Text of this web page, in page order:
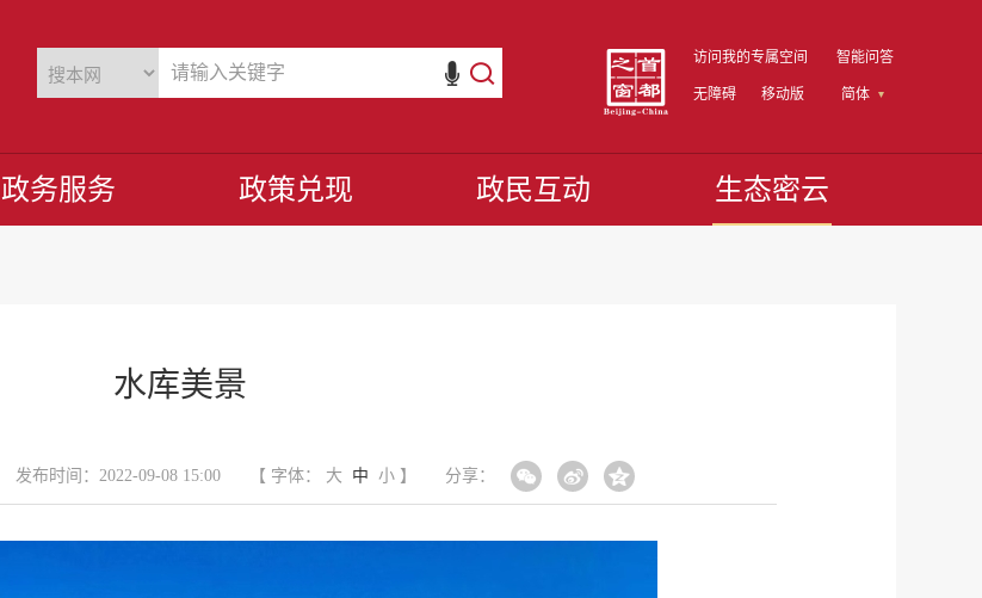
访问我的专属空间 智能问答
无障碍 移动版 简体
政务服务 政策兑现 政民互动 生态密云
水库美景
发布时间：2022-09-08 15:00 【 字体： 大 中 小】 分享：